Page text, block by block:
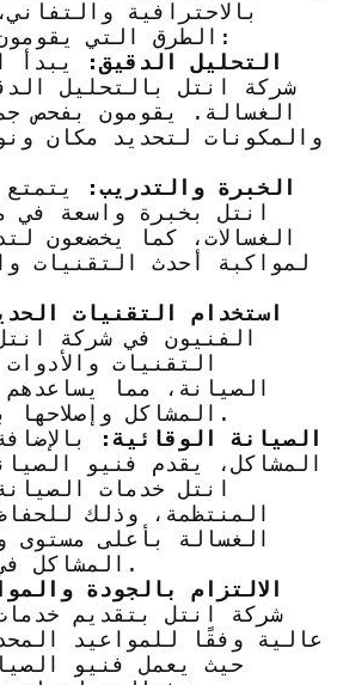
بالاحترافية
الطرق التي يقومون بها لضمان ذلك:
التحليل الدقيق:
يبدأ
شركة انتل بالتحليل
الغسالة. يقومون بفحص
والمكونات لتحديد مكان
الخبرة والتدريب:
انتل بخبرة واسعة في
الغسالات، كما يخضعون
لمواكبة أحدث التقنيات
استخدام التقنيات
الفنيون في شركة
التقنيات
الصيانة، مما
المشاكل وإصلاحها بدقة وسرعة.
الصيانة الوقائية:
المشاكل، يقدم فنيو
انتل خدمات
المنتظمة، وذلك
الغسالة بأعلى مستوى
المشاكل في المستقبل.
الالتزام بالجودة
شركة انتل بتقديم
عالية وفقًا للمواعيد
حيث يعمل فنيو